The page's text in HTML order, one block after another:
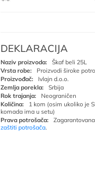
DEKLARACIJA
Naziv proizvoda:
Škaf beli 25L
Vrsta robe:
Proizvodi široke
Proizvođač:
Ivlajn d.o.o.
Zemlja porekla:
Srbija
Rok trajanja:
Neograničen
Količina:
1 kom (osim ukoliko je
komada ima u setu)
Prava potrošača:
zaštiti potrošača.